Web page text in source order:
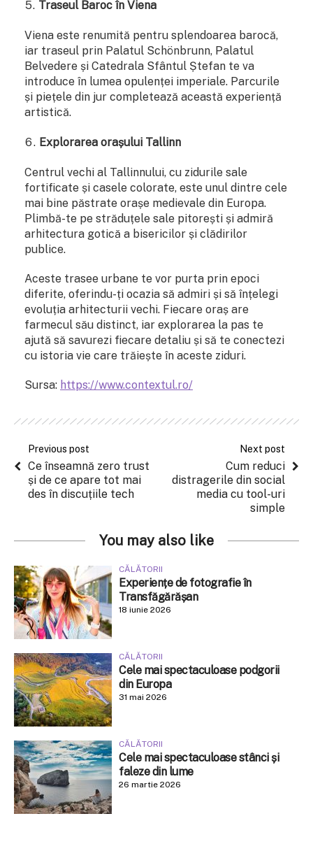
Traseul Baroc în Viena
Viena este renumită pentru splendoarea barocă,
iar traseul prin Palatul Schönbrunn, Palatul
Belvedere și Catedrala Sfântul Ștefan te va
introduce în lumea opulenței imperiale. Parcurile
și piețele din jur completează această experiență
artistică.
Explorarea orașului Tallinn
Centrul vechi al Tallinnului, cu zidurile sale
fortificate și casele colorate, este unul dintre cele
mai bine păstrate orașe medievale din Europa.
Plimbă-te pe străduțele sale pitorești și admiră
arhitectura gotică a bisericilor și clădirilor
publice.
Aceste trasee urbane te vor purta prin epoci
diferite, oferindu-ți ocazia să admiri și să înțelegi
evoluția arhitecturii vechi. Fiecare oraș are
farmecul său distinct, iar explorarea la pas te
ajută să savurezi fiecare detaliu și să te conectezi
cu istoria vie care trăiește în aceste ziduri.
Sursa: https://www.contextul.ro/
Previous post
Ce înseamnă zero trust
și de ce apare tot mai
des în discuțiile tech
Next post
Cum reduci
distragerile din social
media cu tool-uri
simple
You may also like
CĂLĂTORII
Experiențe de fotografie în
Transfăgărășan
18 iunie 2026
CĂLĂTORII
Cele mai spectaculoase podgorii
din Europa
31 mai 2026
CĂLĂTORII
Cele mai spectaculoase stânci și
faleze din lume
26 martie 2026